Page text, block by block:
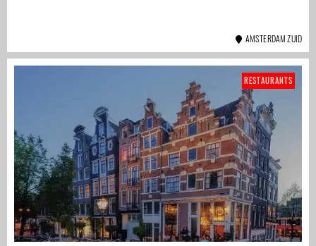
AMSTERDAM ZUID
RESTAURANTS